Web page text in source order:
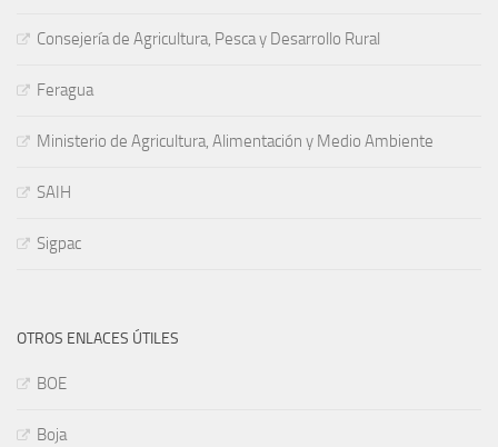
Consejería de Agricultura, Pesca y Desarrollo Rural
Feragua
Ministerio de Agricultura, Alimentación y Medio Ambiente
SAIH
Sigpac
OTROS ENLACES ÚTILES
BOE
Boja